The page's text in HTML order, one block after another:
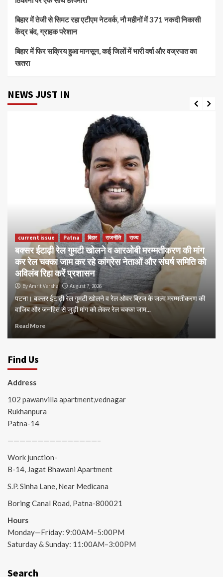
बिहार में तेजी से सिमट रहा एटीएम नेटवर्क, नौ महीनों में 371 नकदी निकासी
केंद्र बंद, ग्राहक परेशान
बिहार में फिर सक्रिय हुआ मानसून, कई जिलों में भारी वर्षा और वज्रपात का
खतरा
NEWS JUST IN
current issue Patna बिहार राजनीति राज्य
बक्सर ईटाढ़ी रेल गुमटी खोलने व आरओबी मरम्मतीकरण की मांग
कर रेल चक्का जाम कर रहे कांग्रेस नेताओं और संघर्ष समिति को
अविलंब रिहा करें प्रशासन
By Amrit Versha August 7, 2026
पटना। बक्सर ईटाढ़ी रेल गुमटी खोलने व रेल ओवर ब्रिज के जल्द मरम्मतीकरण की
वाजिब और जनहित से जुड़ी मांग को लेकर रेल चक्का जाम...
Read More
Find Us
Address
102 pawanvilla apartment,vednagar
Rukhanpura
Patna-14
———————————————–
Work junction-
B-14, Jagat Bhawani Apartment
S.P. Sinha Lane, Near Medicana
Boring Canal Road, Patna-800021
Hours
Monday—Friday: 9:00AM–5:00PM
Saturday & Sunday: 11:00AM–3:00PM
Search